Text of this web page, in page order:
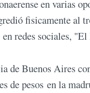
en varias
fisicamente al
en redes sociales,
de Buenos Aires
de pesos en la